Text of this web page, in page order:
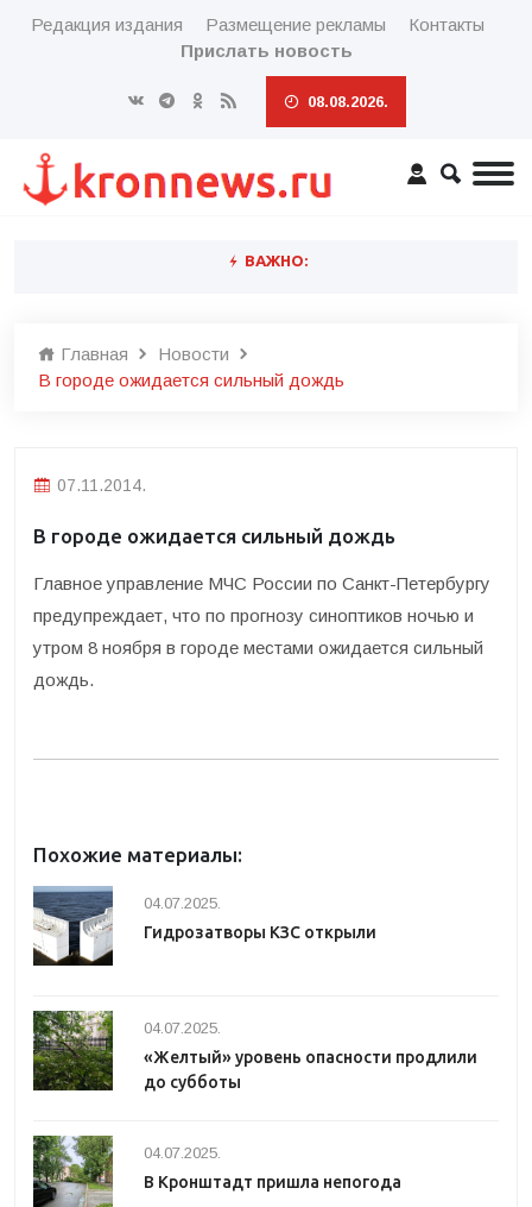
Редакция издания Размещение рекламы
Контакты
Прислать новость
08.08.2026.
ВАЖНО:
Главная
Новости
В городе ожидается сильный дождь
07.11.2014.
В городе ожидается сильный дождь
Главное управление МЧС России по Санкт-Петербургу
предупреждает, что по прогнозу синоптиков ночью и
утром 8 ноября в городе местами ожидается сильный
дождь.
Похожие материалы:
04.07.2025.
Гидрозатворы КЗС открыли
04.07.2025.
«Желтый» уровень опасности продлили
до субботы
04.07.2025.
В Кронштадт пришла непогода